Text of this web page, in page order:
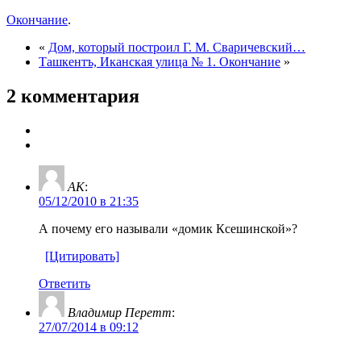
Окончание.
« Дом, который построил Г. М. Сваричевский…
Ташкентъ, Иканская улица № 1. Окончание »
2 комментария
AK:
05/12/2010 в 21:35
А почему его называли «домик Ксешинской»?
[Цитировать]
Ответить
Владимир Перетт:
27/07/2014 в 09:12